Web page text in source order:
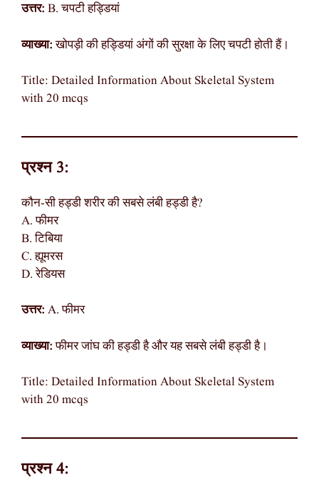
उत्तर: B. चपटी हड्डियां
व्याख्या:खोपड़ी की हड्डियां अंगों की सुरक्षा के लिए चपटी होती हैं।
Title: Detailed Information About Skeletal System
with 20 mcqs
प्रश्न 3:
कौन-सी हड्डी शरीर की सबसे लंबी हड्डी है?
A. फीमर
B. टिबिया
C. ह्यूमरस
D. रेडियस
उत्तर: A. फीमर
व्याख्या:फीमर जांघ की हड्डी है और यह सबसे लंबी हड्डी है।
Title: Detailed Information About Skeletal System
with 20 mcqs
प्रश्न 4: